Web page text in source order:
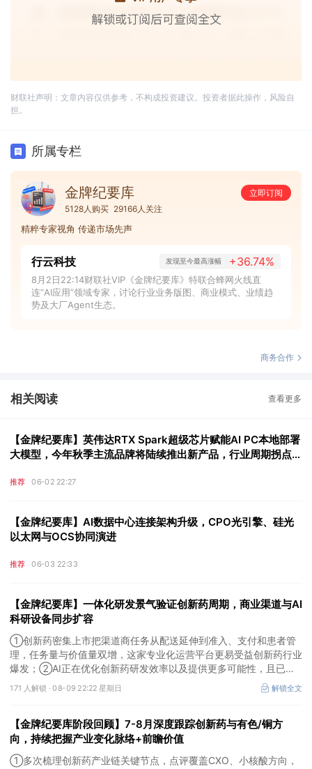
财联社声明：文章内容仅供参考，不构成投资建议。投资者据此操作，风险自
担。
所属专栏
金牌纪要库
立即订阅
5128人购买 29166人关注
精粹专家视角 传递市场先声
行云科技 发现至今最高涨幅 +36.74%
8月2日22:14财联社VIP《金牌纪要库》特联合蜂网火线直
连“AI应用”领域专家，讨论行业业务版图、商业模式、业绩趋
势及大厂Agent生态。
商务合作
相关阅读 查看更多
【金牌纪要库】英伟达RTX Spark超级芯片赋能AI PC本地部署
大模型，今年秋季主流品牌将陆续推出新产品，行业周期拐点或
推荐 06-02 22:27
【金牌纪要库】AI数据中心连接架构升级，CPO光引擎、硅光
以太网与OCS协同演进
推荐 06-03 22:33
【金牌纪要库】一体化研发景气验证创新药周期，商业渠道与AI
科研设备同步扩容
①创新药密集上市把渠道商任务从配送延伸到准入、支付和患者管
理，任务量与价值量双增，这家专业化运营平台更易受益创新药行业
爆发；②AI正在优化创新药研发效率以及提供更多可能性，且已有
部分企业形成项目收益，这几家企业为其中的代表；③AI创新药研
发会带动数据生产与分析设备、生物工艺与制药装备等需求，管线推
171 人解锁 ·08-09 22:22 星期日 解锁全文
【金牌纪要库阶段回顾】7-8月深度跟踪创新药与有色/铜方
向，持续把握产业变化脉络+前瞻价值
①多次梳理创新药产业链关键节点，点评覆盖CXO、小核酸方向，